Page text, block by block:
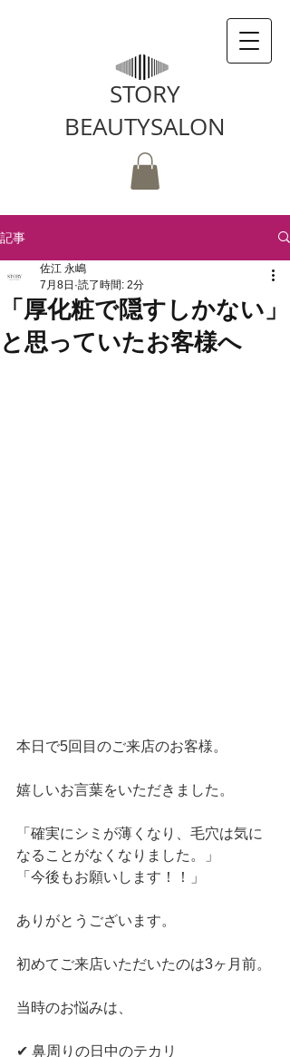
STORY
BEAUTYSALON
記事
「厚化粧で隠すしかない」
と思っていたお客様へ
佐江 永嶋
7月8日 読了時間: 2分
本日で5回目のご来店のお客様。
嬉しいお言葉をいただきました。
「確実にシミが薄くなり、毛穴は気に
なることがなくなりました。」
「今後もお願いします！！」
ありがとうございます。
初めてご来店いただいたのは3ヶ月前。
当時のお悩みは、
✔ 鼻周りの日中のテカリ